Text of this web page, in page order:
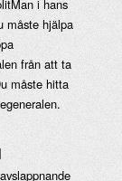
i hans
måste hjälpa
från att ta
måste hitta